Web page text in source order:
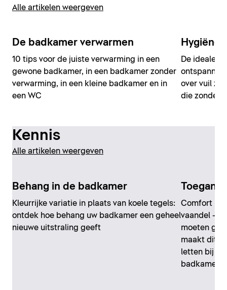
Alle artikelen weergeven
De badkamer verwarmen
10 tips voor de juiste verwarming in een
gewone badkamer, in een badkamer zonder
verwarming, in een kleine badkamer en in
een WC
Hygiëne
De ideale
ontspannen
over vuil
die zonder
Kennis
Alle artikelen weergeven
Behang in de badkamer
Kleurrijke variatie in plaats van koele tegels:
ontdek hoe behang uw badkamer een geheel
nieuwe uitstraling geeft
Comfort in
vaandel –
moeten
maakt dit
letten bij
badkamer?